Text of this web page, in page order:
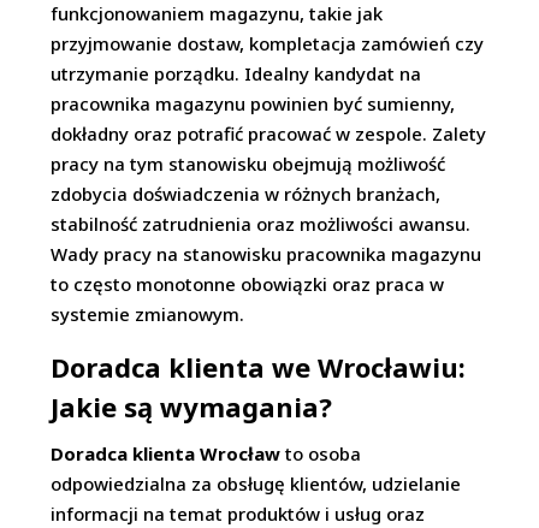
funkcjonowaniem magazynu, takie jak
przyjmowanie dostaw, kompletacja zamówień czy
utrzymanie porządku. Idealny kandydat na
pracownika magazynu powinien być sumienny,
dokładny oraz potrafić pracować w zespole. Zalety
pracy na tym stanowisku obejmują możliwość
zdobycia doświadczenia w różnych branżach,
stabilność zatrudnienia oraz możliwości awansu.
Wady pracy na stanowisku pracownika magazynu
to często monotonne obowiązki oraz praca w
systemie zmianowym.
Doradca klienta we Wrocławiu:
Jakie są wymagania?
Doradca klienta Wrocław to osoba
odpowiedzialna za obsługę klientów, udzielanie
informacji na temat produktów i usług oraz